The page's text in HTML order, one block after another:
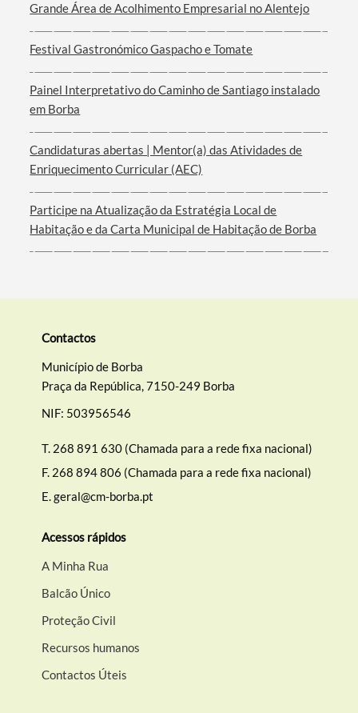
Grande Área de Acolhimento Empresarial no Alentejo
Festival Gastronómico Gaspacho e Tomate
Painel Interpretativo do Caminho de Santiago instalado
em Borba
Candidaturas abertas | Mentor(a) das Atividades de
Enriquecimento Curricular (AEC)
Participe na Atualização da Estratégia Local de
Habitação e da Carta Municipal de Habitação de Borba
Contactos
Município de Borba
Praça da República, 7150-249 Borba
NIF: 503956546
T. 268 891 630 (Chamada para a rede fixa nacional)
F. 268 894 806 (Chamada para a rede fixa nacional)
E.geral@cm-borba.pt
Acessos rápidos
A Minha Rua
Balcão Único
Proteção Civil
Recursos humanos
Contactos Úteis